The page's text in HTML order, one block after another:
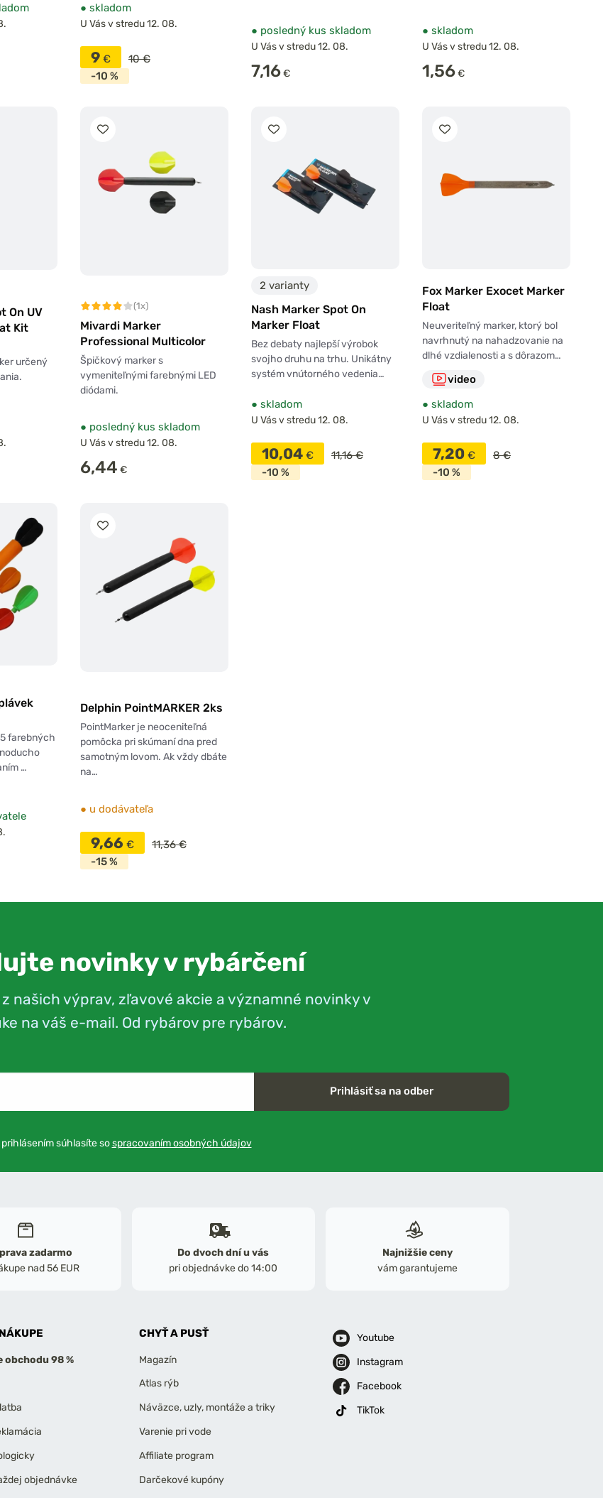
● skladom
U Vás v stredu 12. 08.
9 €
10 €
-10 %
● posledný kus skladom
U Vás v stredu 12. 08.
7,16€
● skladom
U Vás v stredu 12. 08.
1,56€
On UV
Kit
určený
(1x)
Mivardi Marker
Professional Multicolor
Špičkový marker s
vymeniteľnými farebnými LED
diódami.
● posledný kus skladom
U Vás v stredu 12. 08.
6,44 €
2 varianty
Nash Marker Spot On
Marker Float
Bez debaty najlepší výrobok
svojho druhu na trhu. Unikátny
systém vnútorného vedenia…
● skladom
U Vás v stredu 12. 08.
10,04 €
11,16 €
-10 %
Fox Marker Exocet Marker
Float
Neuveriteľný marker, ktorý bol
navrhnutý na nahadzovanie na
dlhé vzdialenosti a s dôrazom…
video
● skladom
U Vás v stredu 12. 08.
7,20 €
8 €
-10 %
farebných
…
Delphin PointMARKER 2ks
PointMarker je neoceniteľná
pomôcka pri skúmaní dna pred
samotným lovom. Ak vždy dbáte
na…
● u dodávateľa
9,66 €
11,36 €
-15 %
novinky v rybárčení
našich výprav, zľavové akcie a významné novinky v
na váš e-mail. Od rybárov pre rybárov.
Prihlásiť sa na odber
prihlásením súhlasíte sospracovaním osobných údajov
zadarmo
nad 56 EUR
Do dvoch dní u vás
pri objednávke do 14:00
Najnižšie ceny
vám garantujeme
obchodu 98 %
objednávke
CHYŤ A PUSŤ
Magazín
Atlas rýb
Náväzce, uzly, montáže a triky
Varenie pri vode
Affiliate program
Darčekové kupóny
Youtube
Instagram
Facebook
TikTok